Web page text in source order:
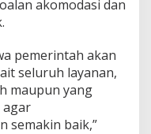
akomodasi dan
pemerintah akan
seluruh layanan,
maupun yang
agar
semakin baik,”